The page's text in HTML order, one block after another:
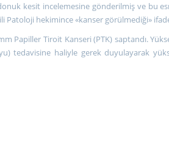
kesit incelemesine gönderilmiş ve bu
Patoloji hekimince «kanser görülmediği»
Papiller Tiroit Kanseri (PTK) saptandı.
tedavisine haliyle gerek duyulayarak